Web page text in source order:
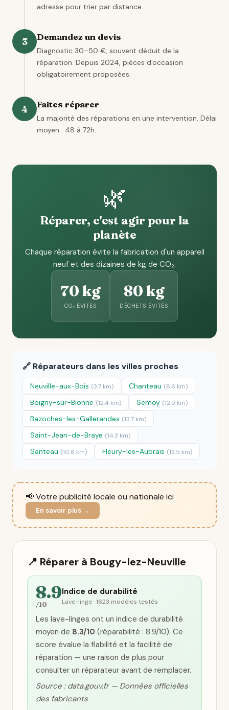
adresse pour trier par distance.
3 Demandez un devis
Diagnostic 30–50 €, souvent déduit de la
réparation. Depuis 2024, pièces d'occasion
obligatoirement proposées.
4 Faites réparer
La majorité des réparations en une intervention. Délai
moyen : 48 à 72h.
🌿
Réparer, c'est agir pour la
planète
Chaque réparation évite la fabrication d'un appareil
neuf et des dizaines de kg de CO₂.
70 kg
CO₂ ÉVITÉS
80 kg
DÉCHETS ÉVITÉS
🔗 Réparateurs dans les villes proches
Neuville-aux-Bois (3.7 km) Chanteau (8.6 km)
Boigny-sur-Bionne (12.4 km) Semoy (12.9 km)
Bazoches-les-Gallerandes (13.7 km)
Saint-Jean-de-Braye (14.3 km)
Santeau (10.8 km) Fleury-les-Aubrais (13.5 km)
📢 Votre publicité locale ou nationale ici
En savoir plus →
📍 Réparer à Bougy-lez-Neuville
8.9
/10
Indice de durabilité
Lave-linge · 1623 modèles testés
Les lave-linges ont un indice de durabilité
moyen de 8.3/10 (réparabilité : 8.9/10). Ce
score évalue la fiabilité et la facilité de
réparation — une raison de plus pour
consulter un réparateur avant de remplacer.
Source : data.gouv.fr — Données officielles
des fabricants